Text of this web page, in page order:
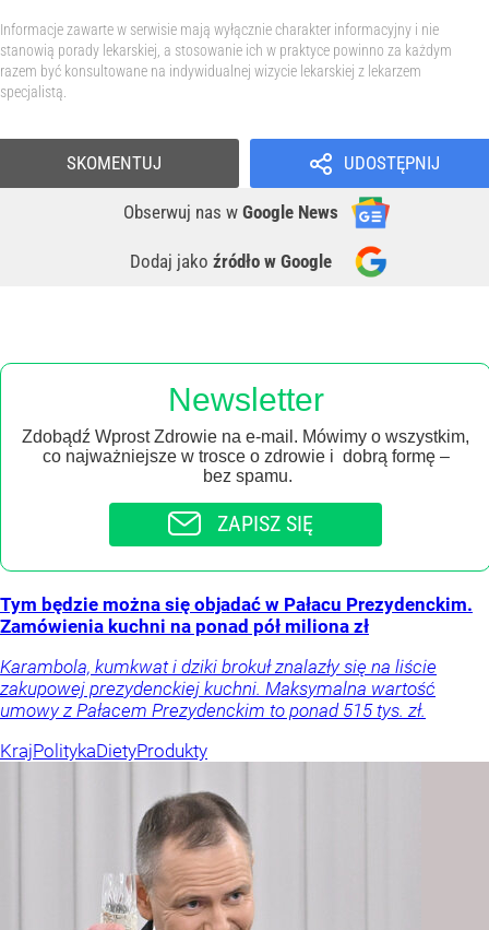
Informacje zawarte w serwisie mają wyłącznie charakter informacyjny i nie
stanowią porady lekarskiej, a stosowanie ich w praktyce powinno za każdym
razem być konsultowane na indywidualnej wizycie lekarskiej z lekarzem
specjalistą.
UDOSTĘPNIJ
Obserwuj nas w Google News
Dodaj jako źródło w Google
SKOMENTUJ
Newsletter
Zdobądź Wprost Zdrowie na e-mail. Mówimy o wszystkim,
co najważniejsze w trosce o zdrowie i dobrą formę –
bez spamu.
ZAPISZ SIĘ
Tym będzie można się objadać w Pałacu Prezydenckim.
Zamówienia kuchni na ponad pół miliona zł
Karambola, kumkwat i dziki brokuł znalazły się na liście
zakupowej prezydenckiej kuchni. Maksymalna wartość
umowy z Pałacem Prezydenckim to ponad 515 tys. zł.
KrajPolitykaDietyProdukty